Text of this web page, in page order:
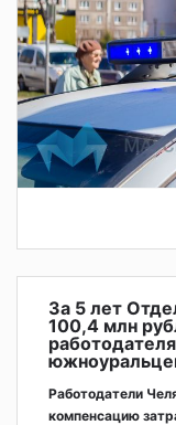
За 5 лет
100,4 млн
Работодатели
компенсацию